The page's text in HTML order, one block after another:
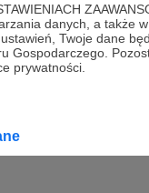
danych, a także
Twoje dane
Gospodarczego.
prywatności.